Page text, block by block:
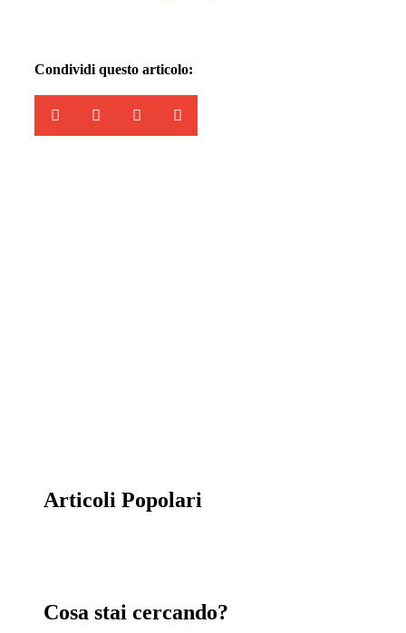
Condividi questo articolo:
Articoli Popolari
Cosa stai cercando?